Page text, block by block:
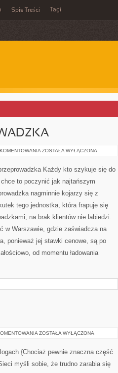
Spis Treści Tagi
KOMPLEKSOWA
ZOSTAŁA WYŁĄCZONA
Każdy kto szykuje się do
to poczynić jak najtańszym
nagminnie kojarzy się z
tego jednostka, która frapuje się
na brak klientów nie labiedzi.
w Warszawie, gdzie zaświadcza na
ponieważ jej stawki cenowe, są po
od momentu ładowania
ZAROBEK
ZOSTAŁA WYŁĄCZONA
{Chociaż pewnie znaczna część
myśli sobie, że trudno zarabia się